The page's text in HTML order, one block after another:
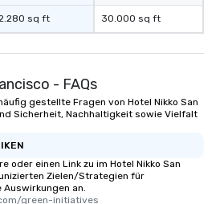
immediate seating
which can be an
transportation pick-
as well as an event
sq ft 30.000 sq ft
- FAQs
gestellte Fragen von Hotel Nikko San
Sicherheit, Nachhaltigkeit sowie Vielfalt
oder einen Link zu im Hotel Nikko San
Zielen/Strategien für
an.
green-initiatives